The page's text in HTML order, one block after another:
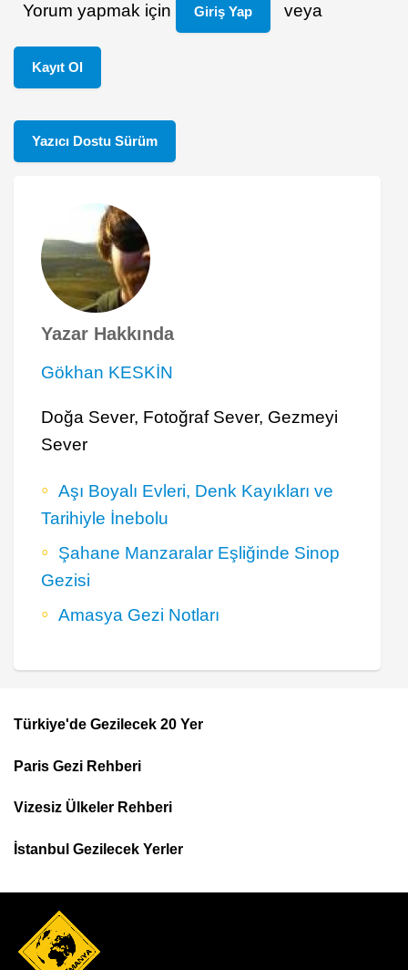
Yorum yapmak için Giriş Yap veya
Kayıt Ol
Yazıcı Dostu Sürüm
Yazar Hakkında
Gökhan KESKİN
Doğa Sever, Fotoğraf Sever, Gezmeyi
Sever
Aşı Boyalı Evleri, Denk Kayıkları ve
Tarihiyle İnebolu
Şahane Manzaralar Eşliğinde Sinop
Gezisi
Amasya Gezi Notları
Footer
Top
Menu
Türkiye'de Gezilecek 20 Yer
Paris Gezi Rehberi
Vizesiz Ülkeler Rehberi
İstanbul Gezilecek Yerler